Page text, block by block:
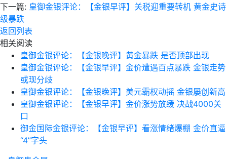
下一篇: 皇御金银评论：【金银早评】关税迎重要转机 黄金史诗
级暴跌
返回列表
相关阅读
皇御金银评论：【金银晚评】黄金暴跌 是否顶部出现
皇御金银评论：【金银早评】金价遭遇百点暴跌 金银走势
或现分歧
皇御金银评论：【金银晚评】美元霸权动摇 金银屡创新高
皇御金银评论：【金银早评】金价涨势放缓 决战4000关
口
御金国际金银评论：【金银早评】看涨情绪爆棚 金价直逼
“4”字头